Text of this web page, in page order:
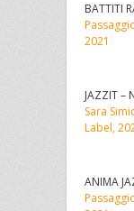
BATTITI
2021
JAZZIT –
Sara
Label,
ANIMA